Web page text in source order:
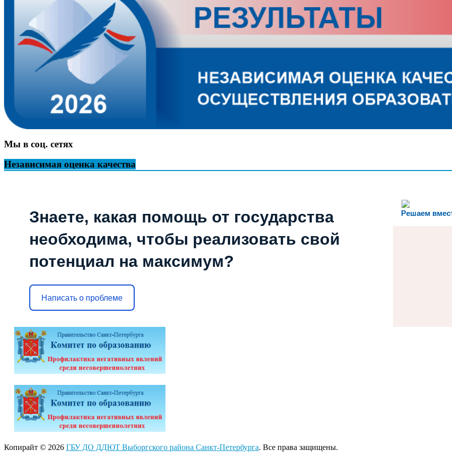
Мы в соц. сетях
Независимая оценка качества
Решаем
Знаете, какая помощь от государства
необходима, чтобы реализовать свой
потенциал на максимум?
Написать о проблеме
Копирайт © 2026 ГБУ ДО ДДЮТ Выборгского района Санкт-Петербурга. Все права защищены.